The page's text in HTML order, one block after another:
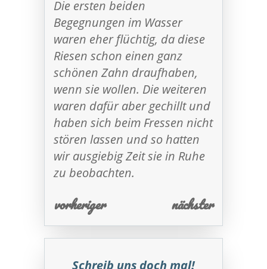
Die ersten beiden
Begegnungen im Wasser
waren eher flüchtig, da diese
Riesen schon einen ganz
schönen Zahn draufhaben,
wenn sie wollen. Die weiteren
waren dafür aber gechillt und
haben sich beim Fressen nicht
stören lassen und so hatten
wir ausgiebig Zeit sie in Ruhe
zu beobachten.
vorheriger nächster
Schreib uns doch mal!